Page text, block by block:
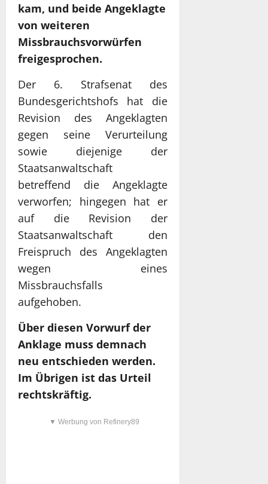
kam, und beide Angeklagte
von weiteren
Missbrauchsvorwürfen
freigesprochen.
Der 6. Strafsenat des
Bundesgerichtshofs hat die
Revision des Angeklagten
gegen seine Verurteilung
sowie diejenige der
Staatsanwaltschaft
betreffend die Angeklagte
verworfen; hingegen hat er
auf die Revision der
Staatsanwaltschaft den
Freispruch des Angeklagten
wegen eines
Missbrauchsfalls
aufgehoben.
Über diesen Vorwurf der
Anklage muss demnach
neu entschieden werden.
Im Übrigen ist das Urteil
rechtskräftig.
▼ Werbung von Refinery89